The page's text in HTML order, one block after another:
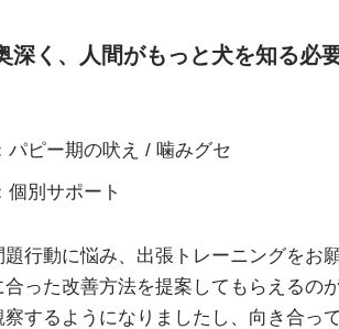
く、人間がもっと犬を知る必
パピー期の吠え / 噛みグセ
個別サポート
行動に悩み、出張トレーニングをお
った改善方法を提案してもらえるの
するようになりましたし、向き合っ